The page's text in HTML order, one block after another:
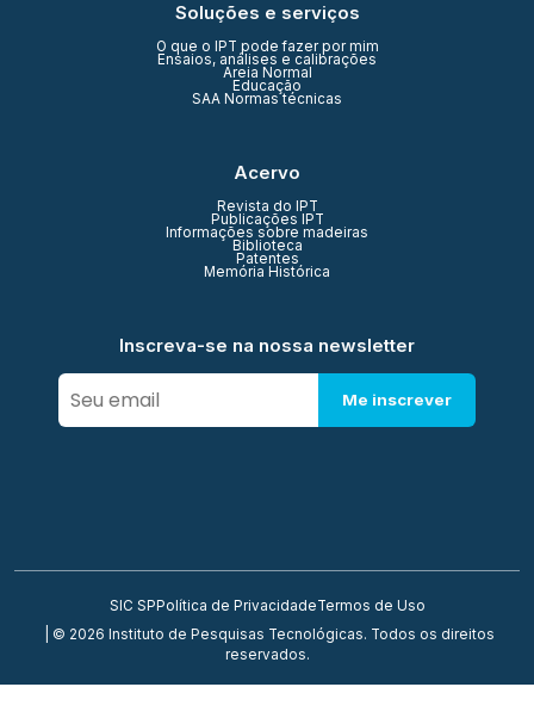
Soluções e serviços
O que o IPT pode fazer por mim
Ensaios, análises e calibrações
Areia Normal
Educação
SAA Normas técnicas
Acervo
Revista do IPT
Publicações IPT
Informações sobre madeiras
Biblioteca
Patentes
Memória Histórica
Inscreva-se na nossa newsletter
Me inscrever
SIC SP Política de PrivacidadeTermos de Uso
| © 2026 Instituto de Pesquisas Tecnológicas. Todos os direitos
reservados.